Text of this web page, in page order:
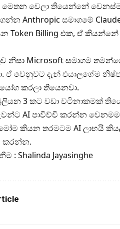
වෙලා තියෙන්නේ වෙනස්ම
Anthropic සමාගමේ
Token Billing එක, ඒ
නිසා Microsoft සමාගම
ඒ වෙනුවට දැන් එයාලගේම
කරලා තියෙනවා.
3 කට වඩා වටිනාකමක්
AI පාවිච්චි කරන්න වෙනමම
කියන තරමටම AI ලාභයි
කරන්න.
: Shalinda Jayasinghe